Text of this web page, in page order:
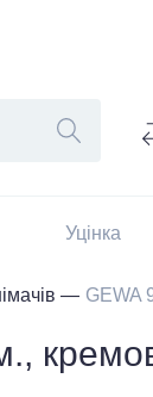
Уцінка
GEWA